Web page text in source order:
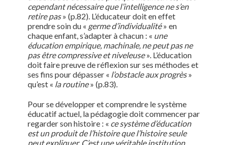
cependant nécessaire que l’intelligence ne s’en
retire pas» (p.82). L’éducateur doit en effet
prendre soin du « germe d’individualité» en
chaque enfant, s’adapter à chacun : « une
éducation empirique, machinale, ne peut pas ne
pas être compressive et niveleuse». L’éducation
doit faire preuve de réflexion sur ses méthodes et
ses fins pour dépasser « l’obstacle aux progrès»
qu’est « la routine» (p.83).
Pour se développer et comprendre le système
éducatif actuel, la pédagogie doit commencer par
regarder son histoire : « ce système d’éducation
est un produit de l’histoire que l’histoire seule
peut expliquer. C’est une véritable institution